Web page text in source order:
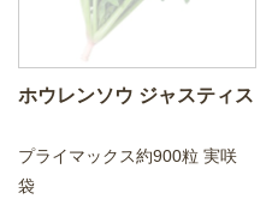
ホウレンソウ ジャスティス
プライマックス約900粒 実咲
袋